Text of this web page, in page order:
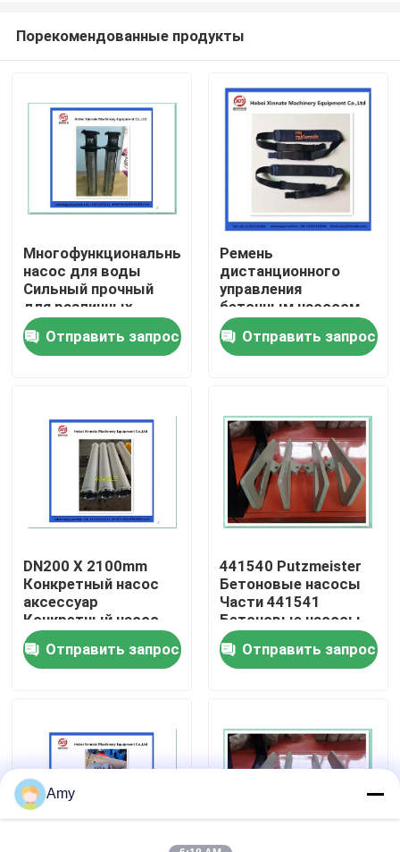
Главная страница
Ролики
О Компании
Наша фабрика
контроль качества
контактные данные
Отправить запрос
Части конкретного насоса Putzmeister
Части конкретного насоса Schwing
Порекомендованные продукты
Многофункциональный
насос для воды
Сильный прочный
для различных
применений
Отправить запрос
Ремень
дистанционного
управления
бетонным насосом
HBC Putzmeister
Отправить запрос
DN200 X 2100mm
Конкретный насос
аксессуар
Конкретный насос
доставка цилиндр
износостойкий
Putzmeister
Отправить запрос
441540 Putzmeister
Бетоновые насосы
Части 441541
Бетоновые насосы
смешивающие весла
Отправить запрос
Amy